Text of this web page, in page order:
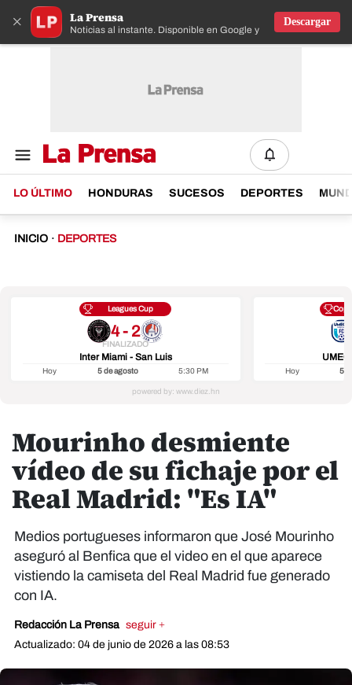
× La Prensa
Noticias al instante. Disponible en Google y IOS
Descargar
LO ÚLTIMO HONDURAS SUCESOS DEPORTES
INICIO · DEPORTES
Leagues Cup
4 - 2
FINALIZADO
Inter Miami - San Luis
Hoy 5 de agosto 5:30 PM Hoy 5
Mourinho desmiente
vídeo de su fichaje por el
Real Madrid: "Es IA"
Medios portugueses informaron que José Mourinho
aseguró al Benfica que el video en el que aparece
vistiendo la camiseta del Real Madrid fue generado
con IA.
Redacción La Prensa seguir +
Actualizado: 04 de junio de 2026 a las 08:53